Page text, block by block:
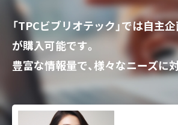
「TPCビブリオテック」では自主
が購入可能です。
豊富な情報量で、様々なニーズに